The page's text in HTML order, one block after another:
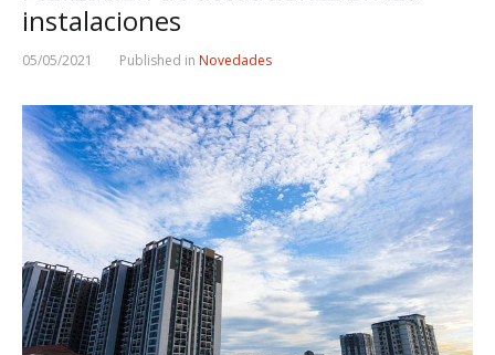
instalaciones
05/05/2021 Published in Novedades